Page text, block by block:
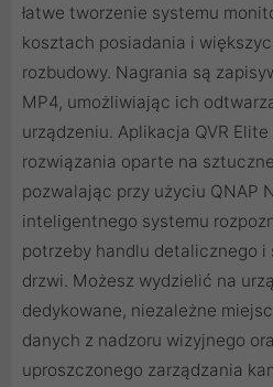
łatwe tworzenie systemu
kosztach posiadania i
rozbudowy. Nagrania są
MP4, umożliwiając ich
urządzeniu. Aplikacja QVR
rozwiązania oparte na
pozwalając przy użyciu QNAP
inteligentnego systemu
potrzeby handlu detalicznego i
drzwi. Możesz wydzielić na
dedykowane, niezależne
danych z nadzoru wizyjnego
uproszczonego zarządzania